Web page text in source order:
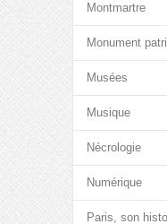
Montmartre
Monument
Musées
Musique
Nécrologie
Numérique
Paris, son